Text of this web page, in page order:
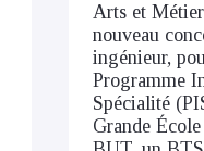
Arts et
nouveau
ingénieur,
Programme
Spécialité
Grande